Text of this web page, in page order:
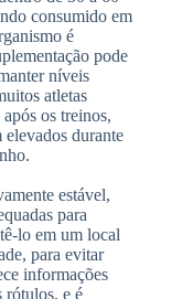
consumido em
é
pode
níveis
atletas
os treinos,
durante
estável,
para
lo em um local
para evitar
informações
rótulos, e é